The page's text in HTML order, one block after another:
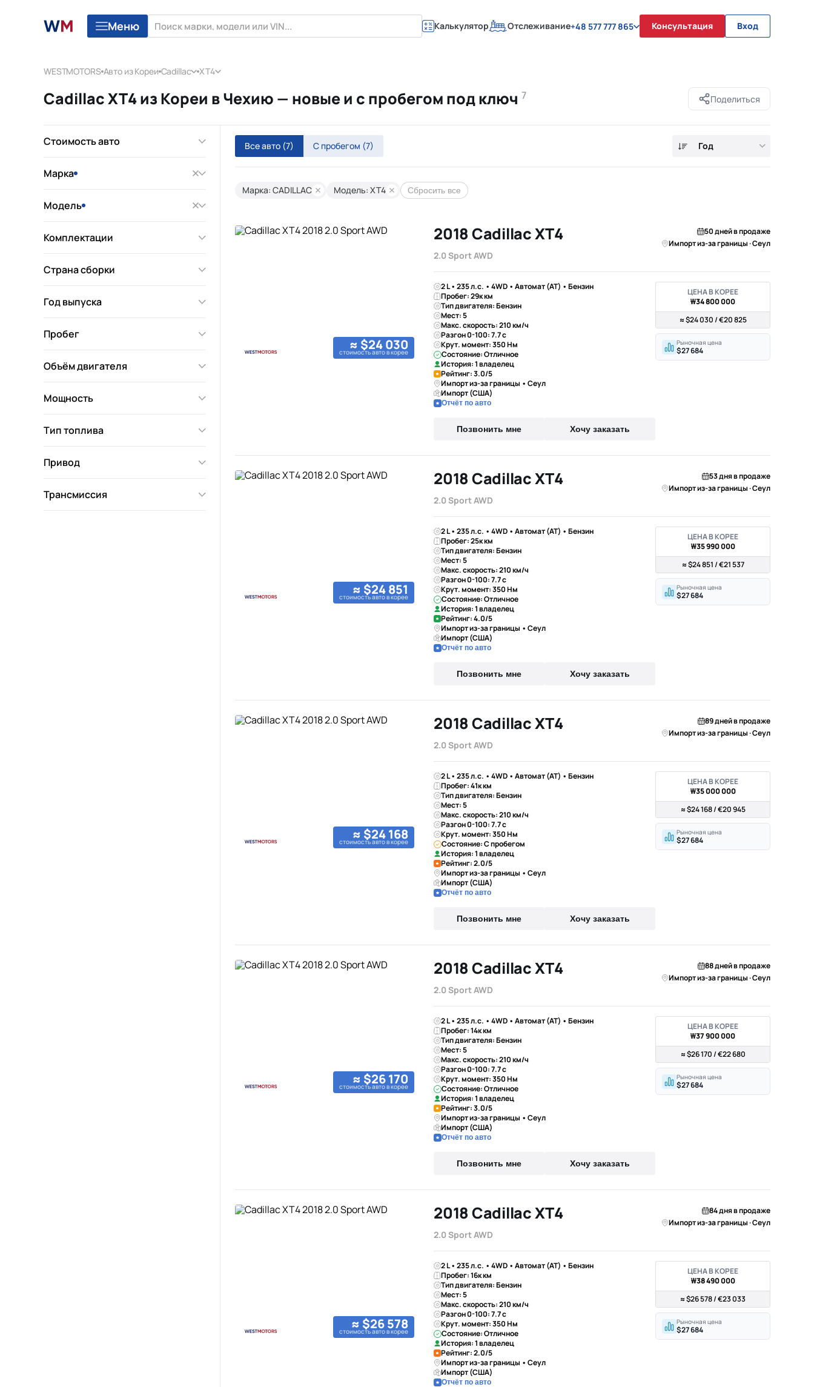
Меню Калькулятор Отслеживание+48 577 777 865 Консультация Вход
WESTMOTORS Авто из Кореи Cadillac XT4
Cadillac XT4 из Кореи в Чехию — новые и с пробегом под ключ 7 Поделиться
Стоимость авто
Марка
Модель
Комплектации
Страна сборки
Год выпуска
Пробег
Объём двигателя
Мощность
Тип топлива
Привод
Трансмиссия
Год
Все авто (7) С пробегом (7)
Марка: CADILLAC Модель: XT4 Сбросить все
≈ $24 030
стоимость авто в корее
2018 Cadillac XT4
2.0 Sport AWD
50 дней в продаже
Импорт из-за границы · Сеул
2 L • 235 л.с. • 4WD • Автомат (AT) • Бензин
Пробег: 29к км
Тип двигателя: Бензин
Мест: 5
Макс. скорость: 210 км/ч
Разгон 0-100: 7.7 с
Крут. момент: 350 Нм
Состояние: Отличное
История: 1 владелец
Рейтинг: 3.0/5
Импорт из-за границы • Сеул
Импорт (США)
Отчёт по авто
Позвонить мне Хочу заказать
ЦЕНА В КОРЕЕ
₩34 800 000
≈ $24 030 / €20 825
Рыночная цена
$27 684
≈ $24 851
стоимость авто в корее
2018 Cadillac XT4
2.0 Sport AWD
53 дня в продаже
Импорт из-за границы · Сеул
2 L • 235 л.с. • 4WD • Автомат (AT) • Бензин
Пробег: 25к км
Тип двигателя: Бензин
Мест: 5
Макс. скорость: 210 км/ч
Разгон 0-100: 7.7 с
Крут. момент: 350 Нм
Состояние: Отличное
История: 1 владелец
Рейтинг: 4.0/5
Импорт из-за границы • Сеул
Импорт (США)
Отчёт по авто
Позвонить мне Хочу заказать
ЦЕНА В КОРЕЕ
₩35 990 000
≈ $24 851 / €21 537
Рыночная цена
$27 684
≈ $24 168
стоимость авто в корее
2018 Cadillac XT4
2.0 Sport AWD
89 дней в продаже
Импорт из-за границы · Сеул
2 L • 235 л.с. • 4WD • Автомат (AT) • Бензин
Пробег: 41к км
Тип двигателя: Бензин
Мест: 5
Макс. скорость: 210 км/ч
Разгон 0-100: 7.7 с
Крут. момент: 350 Нм
Состояние: С пробегом
История: 1 владелец
Рейтинг: 2.0/5
Импорт из-за границы • Сеул
Импорт (США)
Отчёт по авто
Позвонить мне Хочу заказать
ЦЕНА В КОРЕЕ
₩35 000 000
≈ $24 168 / €20 945
Рыночная цена
$27 684
≈ $26 170
стоимость авто в корее
2018 Cadillac XT4
2.0 Sport AWD
88 дней в продаже
Импорт из-за границы · Сеул
2 L • 235 л.с. • 4WD • Автомат (AT) • Бензин
Пробег: 14к км
Тип двигателя: Бензин
Мест: 5
Макс. скорость: 210 км/ч
Разгон 0-100: 7.7 с
Крут. момент: 350 Нм
Состояние: Отличное
История: 1 владелец
Рейтинг: 3.0/5
Импорт из-за границы • Сеул
Импорт (США)
Отчёт по авто
Позвонить мне Хочу заказать
ЦЕНА В КОРЕЕ
₩37 900 000
≈ $26 170 / €22 680
Рыночная цена
$27 684
≈ $26 578
стоимость авто в корее
2018 Cadillac XT4
2.0 Sport AWD
84 дня в продаже
Импорт из-за границы · Сеул
2 L • 235 л.с. • 4WD • Автомат (AT) • Бензин
Пробег: 16к км
Тип двигателя: Бензин
Мест: 5
Макс. скорость: 210 км/ч
Разгон 0-100: 7.7 с
Крут. момент: 350 Нм
Состояние: Отличное
История: 1 владелец
Рейтинг: 2.0/5
Импорт из-за границы • Сеул
Импорт (США)
Отчёт по авто
ЦЕНА В КОРЕЕ
₩38 490 000
≈ $26 578 / €23 033
Рыночная цена
$27 684